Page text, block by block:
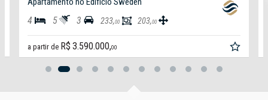
4 5 3 233,00 203,00
a partir de R$ 3.590.000,00